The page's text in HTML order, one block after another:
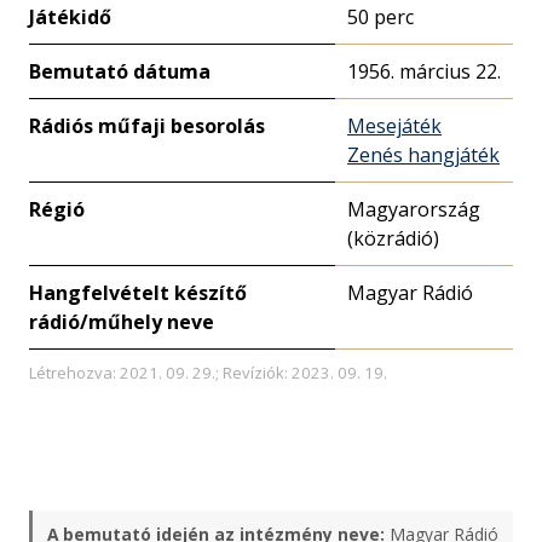
Játékidő 50 perc
Bemutató dátuma 1956. március 22.
Rádiós műfaji besorolás
Mesejáték
Zenés hangjáték
Régió
Magyarország
(közrádió)
Hangfelvételt készítő
rádió/műhely neve
Magyar Rádió
Létrehozva: 2021. 09. 29.; Revíziók: 2023. 09. 19.
A bemutató idején az intézmény neve: Magyar Rádió